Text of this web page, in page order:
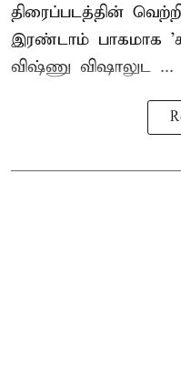
திரைப்படத்தின்
இரண்டாம் பாகமாக
விஷ்ணு விஷாலுட ...